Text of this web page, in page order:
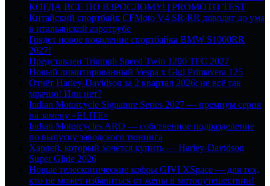
КОГДА ВСЕ ПО ВЗРОСЛОМУ! | PROMOTO TEST
Китайский спортбайк CFMoto V4 SR-RR доводят до ума
в итальянской аэротрубе
Грядет новое поколение спортбайка BMW S1000RR
2027!
Представлен Triumph Speed Twin 1200 TFC 2027
Новый лимитированный Vespa x Gigi Primavera 125
Отчёт Harley-Davidson за 2 квартал 2026: не всё так
мрачно! Или нет?
Indian Motorcycle Signature Series 2027 — премиум серия
на замену «ELITE»
Indian Motorcycles ARO — собственное подразделение
по выпуску заводского тюнинга
Харлей, который хочется купить — Harley-Davidson
Super Glide 2026
Новые телескопические кофры GIVI XSpace — для тех,
кто не может избавиться от жены в мотопутешествии!